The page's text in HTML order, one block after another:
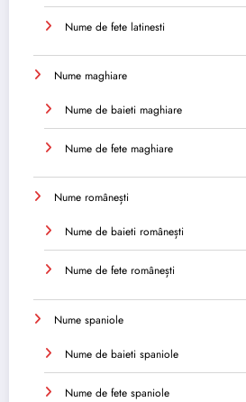
Nume de fete latinesti
Nume maghiare
Nume de baieti maghiare
Nume de fete maghiare
Nume românești
Nume de baieti românești
Nume de fete românești
Nume spaniole
Nume de baieti spaniole
Nume de fete spaniole